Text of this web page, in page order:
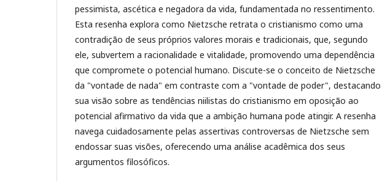
pessimista, ascética e negadora da vida, fundamentada no ressentimento.
Esta resenha explora como Nietzsche retrata o cristianismo como uma
contradição de seus próprios valores morais e tradicionais, que, segundo
ele, subvertem a racionalidade e vitalidade, promovendo uma dependência
que compromete o potencial humano. Discute-se o conceito de Nietzsche
da "vontade de nada" em contraste com a "vontade de poder", destacando
sua visão sobre as tendências niilistas do cristianismo em oposição ao
potencial afirmativo da vida que a ambição humana pode atingir. A resenha
navega cuidadosamente pelas assertivas controversas de Nietzsche sem
endossar suas visões, oferecendo uma análise acadêmica dos seus
argumentos filosóficos.